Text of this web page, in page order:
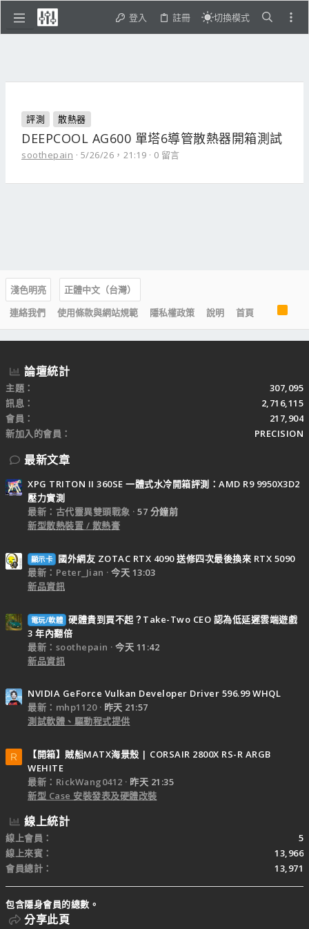
登入 註冊 切換模式
評測 散熱器
DEEPCOOL AG600 單塔6導管散熱器開箱測試
soothepain 5/26/26，21:19 0 留言
淺色明亮
正體中文（台灣）
連絡我們
使用條款與網站規範 隱私權政策 說明 首頁
R
S
S
論壇統計
主題
307,095
訊息
2,716,115
會員
217,904
新加入的會員
PRECISION
最新文章
XPG TRITON II 360SE 一體式水冷開箱評測：AMD R9 9950X3D2
壓力實測
最新：古代靈異雙頭戰象
57 分鐘前
新型散熱裝置 / 散熱膏
顯示卡
國外網友 ZOTAC RTX 4090 送修四次最後換來 RTX 5090
最新：Peter_Jian
今天 13:03
新品資訊
電玩/軟體 硬體貴到買不起？Take-Two CEO 認為低延遲雲端遊戲
3 年內翻倍
最新：soothepain
今天 11:42
新品資訊
NVIDIA GeForce Vulkan Developer Driver 596.99 WHQL
最新：mhp1120
昨天 21:57
測試軟體、驅動程式提供
R
【開箱】賊船MATX海景殼 | CORSAIR 2800X RS-R ARGB
WEHITE
最新：RickWang0412
昨天 21:35
新型 Case 安裝發表及硬體改裝
線上統計
線上會員
5
線上來賓
13,966
會員總計
13,971
包含隱身會員的總數。
分享此頁